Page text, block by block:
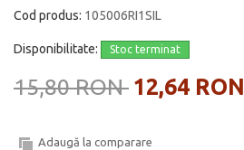
Cod produs: 105006RI1SIL
Disponibilitate: Stoc terminat
15,80 RON 12,64 RON
Adaugă la comparare